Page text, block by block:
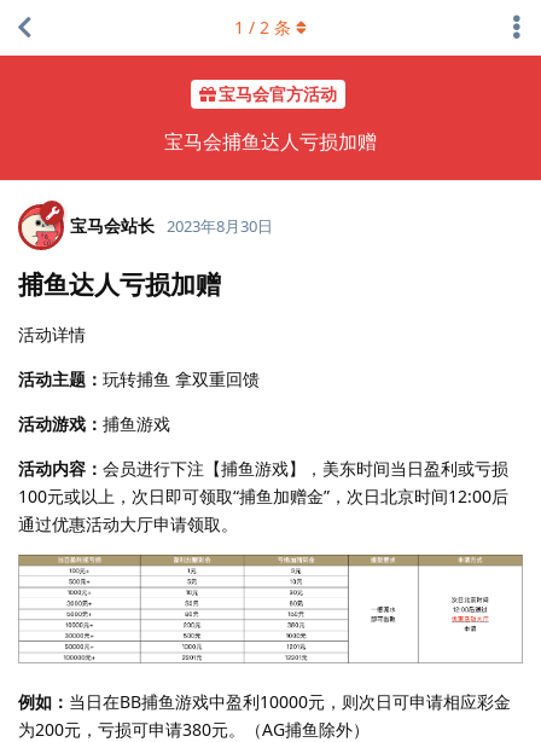
宝马会官方活动
宝马会捕鱼达人亏损加赠
1 / 2 条
宝马会站长 2023年8月30日
捕鱼达人亏损加赠
活动详情
活动主题： 玩转捕鱼 拿双重回馈
活动游戏： 捕鱼游戏
活动内容： 会员进行下注【捕鱼游戏】，美东时间当日盈利或亏损
100元或以上，次日即可领取“捕鱼加赠金”，次日北京时间12:00后
通过优惠活动大厅申请领取。
例如： 当日在BB捕鱼游戏中盈利10000元，则次日可申请相应彩金
为200元，亏损可申请380元。（AG捕鱼除外）